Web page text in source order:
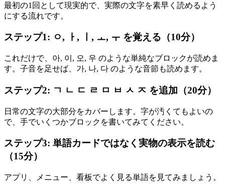
最初の1回として現実的で、実際の文字を素早く読めるよう
にする流れです。
ステップ1: ㅇ, ㅏ, ㅣ, ㅗ, ㅜ を覚える（10分）
これだけで、아, 이, 오, 우 のような単純なブロックが読めま
す。子音を足せば、가, 나, 다 のような音節も読めます。
ステップ2: ㄱ ㄴ ㄷ ㄹ ㅁ ㅂ ㅅ ㅈ を追加（20分）
日常の文字の大部分をカバーします。字が汚くてもよいの
で、手でいくつかブロックを書いてみてください。
ステップ3: 単語カードではなく実物の表示を読む
（15分）
アプリ、メニュー、看板でよく見る単語を見てみましょう。